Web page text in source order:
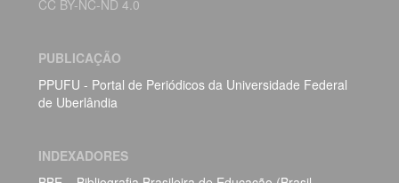
CC BY-NC-ND 4.0
PUBLICAÇÃO
PPUFU - Portal de Periódicos da Universidade Federal
de Uberlândia
INDEXADORES